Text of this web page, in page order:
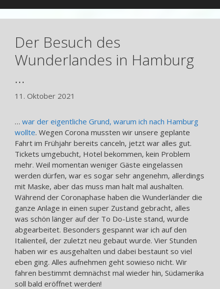
Der Besuch des
Wunderlandes in Hamburg
…
11. Oktober 2021
… war der eigentliche Grund, warum ich nach Hamburg
wollte. Wegen Corona mussten wir unsere geplante
Fahrt im Frühjahr bereits canceln, jetzt war alles gut.
Tickets umgebucht, Hotel bekommen, kein Problem
mehr. Weil momentan weniger Gäste eingelassen
werden dürfen, war es sogar sehr angenehm, allerdings
mit Maske, aber das muss man halt mal aushalten.
Während der Coronaphase haben die Wunderländer die
ganze Anlage in einen super Zustand gebracht, alles
was schön länger auf der To Do-Liste stand, wurde
abgearbeitet. Besonders gespannt war ich auf den
Italienteil, der zuletzt neu gebaut wurde. Vier Stunden
haben wir es ausgehalten und dabei bestaunt so viel
eben ging. Alles aufnehmen geht sowieso nicht. Wir
fahren bestimmt demnächst mal wieder hin, Südamerika
soll bald eröffnet werden!